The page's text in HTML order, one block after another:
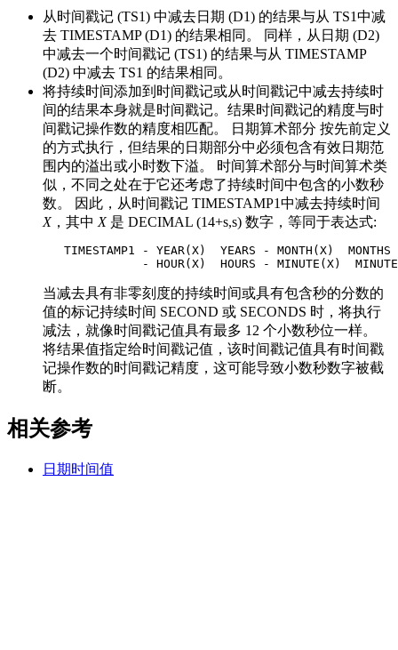
从时间戳记 (TS1) 中减去日期 (D1) 的结果与从 TS1中减
去 TIMESTAMP (D1) 的结果相同。 同样，从日期 (D2)
中减去一个时间戳记 (TS1) 的结果与从 TIMESTAMP
(D2) 中减去 TS1 的结果相同。
将持续时间添加到时间戳记或从时间戳记中减去持续时
间的结果本身就是时间戳记。 结果时间戳记的精度与时
间戳记操作数的精度相匹配。
日期算术部分 按先前定义
的方式执行，但结果的日期部分中必须包含有效日期范
围内的溢出或小时数下溢。 时间算术部分与时间算术类
似，不同之处在于它还考虑了持续时间中包含的小数秒
数。 因此，从时间戳记 TIMESTAMP1中减去持续时间
X，其中 X是 DECIMAL (14+s,s) 数字，等同于表达式:
TIMESTAMP1 - YEAR(X)  YEARS - MONTH(X)  MONTHS
- HOUR(X)  HOURS - MINUTE(X)
当减去具有非零刻度的持续时间或具有包含秒的分数的
值的标记持续时间 SECOND 或 SECONDS 时，将执行
减法，就像时间戳记值具有最多 12 个小数秒位一样。
将结果值指定给时间戳记值，该时间戳记值具有时间戳
记操作数的时间戳记精度，这可能导致小数秒数字被截
断。
相关参考
日期时间值